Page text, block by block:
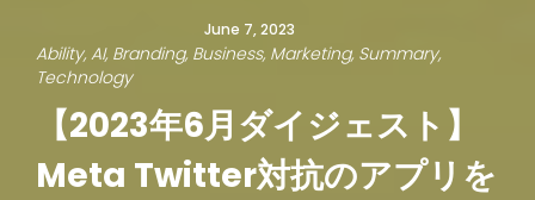
June 7, 2023
Ability AI Branding Business Marketing Summary
Technology
【2023年6月ダイジェスト】
Meta Twitter対抗のアプリを